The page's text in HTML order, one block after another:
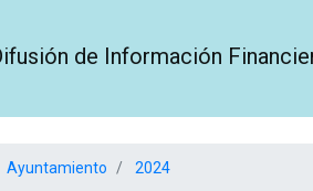
de Información
Ayuntamiento 2024